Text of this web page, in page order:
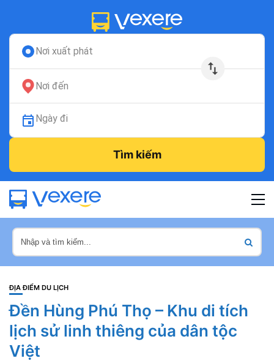
Nơi xuất phát
Nơi đến
Ngày đi
Tìm kiếm
ĐỊA ĐIỂM DU LỊCH
Đền Hùng Phú Thọ – Khu di tích
lịch sử linh thiêng của dân tộc
Việt